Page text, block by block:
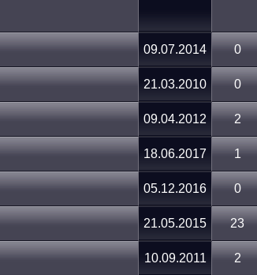
09.07.2014 0
21.03.2010 0
09.04.2012 2
18.06.2017 1
05.12.2016 0
21.05.2015 23
10.09.2011 2